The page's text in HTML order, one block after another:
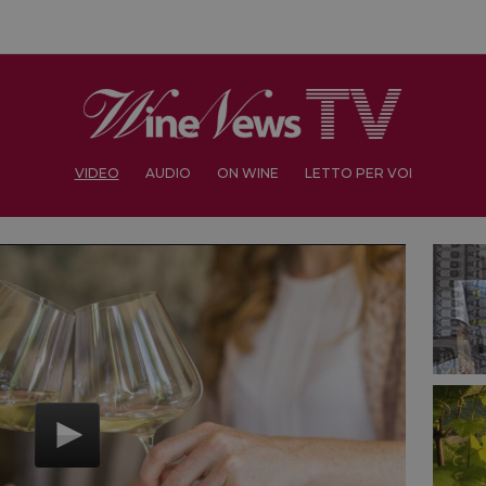
VIDEO AUDIO ON WINE LETTO PER VOI